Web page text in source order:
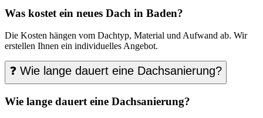
Was kostet ein neues Dach in Baden?
Die Kosten hängen vom Dachtyp, Material und Aufwand ab. Wir
erstellen Ihnen ein individuelles Angebot.
❓ Wie lange dauert eine Dachsanierung?
Wie lange dauert eine Dachsanierung?